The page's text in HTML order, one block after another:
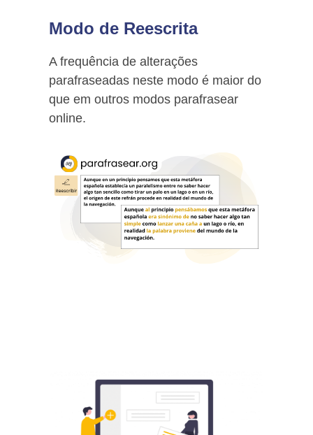
Modo de Reescrita
A frequência de alterações
parafraseadas neste modo é maior do
que em outros modos parafrasear
online.